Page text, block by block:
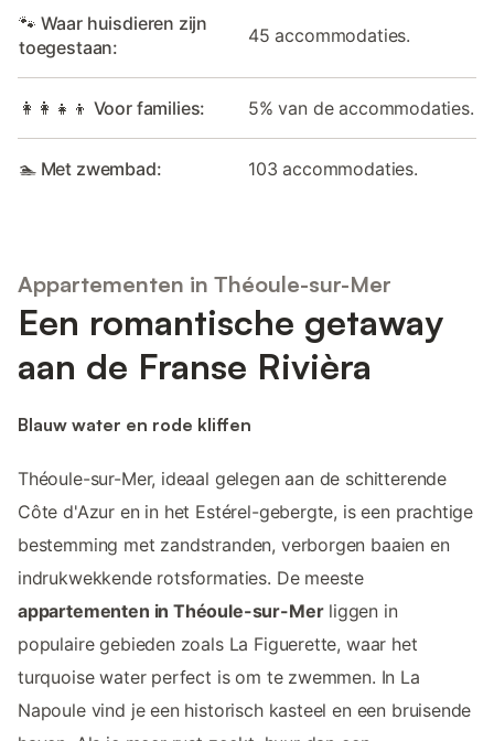
🐾 Waar huisdieren zijn
toegestaan:
45 accommodaties.
👩‍👩‍👧‍👦 Voor families: 5% van de accommodaties.
🏊 Met zwembad: 103 accommodaties.
Appartementen in Théoule-sur-Mer
Een romantische getaway
aan de Franse Rivièra
Blauw water en rode kliffen
Théoule-sur-Mer, ideaal gelegen aan de schitterende
Côte d'Azur en in het Estérel-gebergte, is een prachtige
bestemming met zandstranden, verborgen baaien en
indrukwekkende rotsformaties. De meeste
appartementen in Théoule-sur-Merliggen in
populaire gebieden zoals La Figuerette, waar het
turquoise water perfect is om te zwemmen. In La
Napoule vind je een historisch kasteel en een bruisende